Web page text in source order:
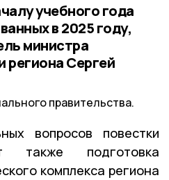
учебного года
в 2025 году,
министра
региона Сергей
правительства.
вопросов повестки
также подготовка
комплекса региона